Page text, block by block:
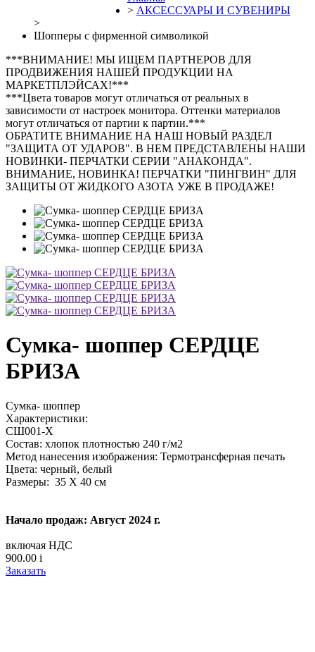
> АКСЕССУАРЫ И СУВЕНИРЫ
>
Шопперы с фирменной символикой
***ВНИМАНИЕ! МЫ ИЩЕМ ПАРТНЕРОВ ДЛЯ
ПРОДВИЖЕНИЯ НАШЕЙ ПРОДУКЦИИ НА
МАРКЕТПЛЭЙСАХ!***
***Цвета товаров могут отличаться от реальных в
зависимости от настроек монитора. Оттенки материалов
могут отличаться от партии к партии.***
ОБРАТИТЕ ВНИМАНИЕ НА НАШ НОВЫЙ РАЗДЕЛ
"ЗАЩИТА ОТ УДАРОВ". В НЕМ ПРЕДСТАВЛЕНЫ НАШИ
НОВИНКИ- ПЕРЧАТКИ СЕРИИ "АНАКОНДА".
ВНИМАНИЕ, НОВИНКА! ПЕРЧАТКИ "ПИНГВИН" ДЛЯ
ЗАЩИТЫ ОТ ЖИДКОГО АЗОТА УЖЕ В ПРОДАЖЕ!
Сумка- шоппер СЕРДЦЕ
БРИЗА
Сумка- шоппер
Характеристики:
СШ001-Х
Состав: хлопок плотностью 240 г/м2
Метод нанесения изображения: Термотрансферная печать
Цвета: черный, белый
Размеры: 35 Х 40 см
Начало продаж: Август 2024 г.
включая НДС
900.00 i
Заказать